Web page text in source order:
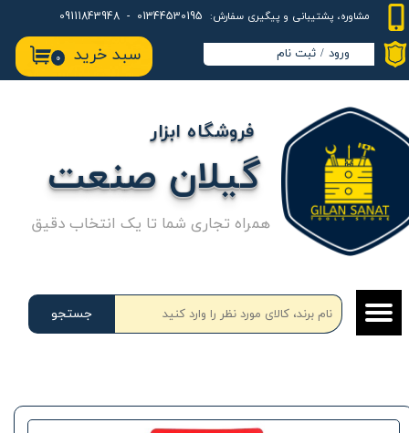
مشاوره، پشتیبانی و پیگیری سفارش:
۰ سبد خرید ورود / ثبت نام
حساب کاربری من
تغییر گذر واژه
سفارشات
خروج از حساب کاربری
جستجو
گیلان صنعت
فروشگاه ابزار
همراه تجاری شما تا یک انتخاب دقیق